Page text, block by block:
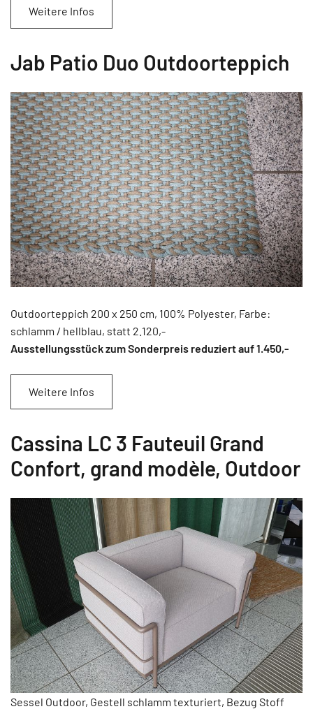
Weitere Infos
Jab Patio Duo Outdoorteppich
Outdoorteppich 200 x 250 cm, 100% Polyester, Farbe:
schlamm / hellblau, statt 2.120,-
Ausstellungsstück zum Sonderpreis reduziert auf 1.450,-
Weitere Infos
Cassina LC 3 Fauteuil Grand
Confort, grand modèle, Outdoor
Sessel Outdoor, Gestell schlamm texturiert, Bezug Stoff